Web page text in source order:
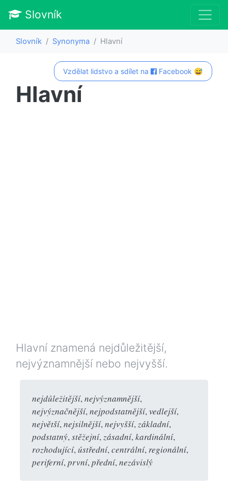
Slovník
Slovník Synonyma Hlavní
Vzdělat lidstvo a sdílet na Facebook 😅
Hlavní
Hlavní znamená nejdůležitější,
nejvýznamnější nebo nejvyšší.
nejdůležitější,nejvýznamnější,
nejvýznačnější,nejpodstatnější,vedlejší,
největší,nejsilnější,nejvyšší,základní,
podstatný,stěžejní,zásadní,kardinální,
rozhodující,ústřední,centrální, regionální,
periferní,první,přední,nezávislý